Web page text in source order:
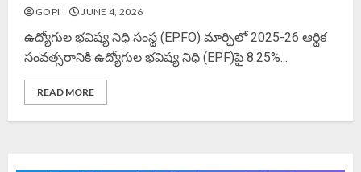
GOPI JUNE 4, 2026
ఉద్యోగుల భవిష్య నిధి సంస్థ (EPFO) మార్చిలో 2025-26 ఆర్థిక
సంవత్సరానికి ఉద్యోగుల భవిష్య నిధి (EPF)పై 8.25%...
READ MORE